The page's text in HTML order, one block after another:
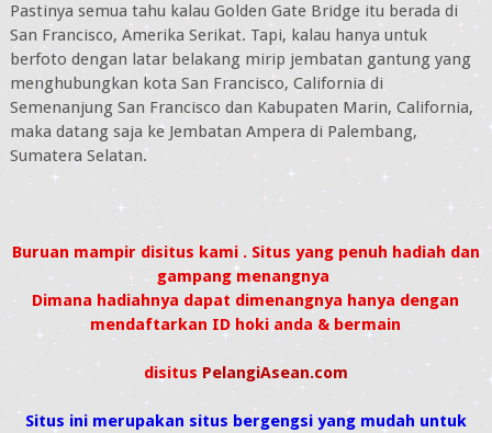
Pastinya semua tahu kalau Golden Gate Bridge itu berada di
San Francisco, Amerika Serikat. Tapi, kalau hanya untuk
berfoto dengan latar belakang mirip jembatan gantung yang
menghubungkan kota San Francisco, California di
Semenanjung San Francisco dan Kabupaten Marin, California,
maka datang saja ke Jembatan Ampera di Palembang,
Sumatera Selatan.
Buruan mampir disitus kami . Situs yang penuh hadiah dan
gampang menangnya
Dimana hadiahnya dapat dimenangnya hanya dengan
mendaftarkan ID hoki anda & bermain
disitus PelangiAsean.com
Situs ini merupakan situs bergengsi yang mudah untuk